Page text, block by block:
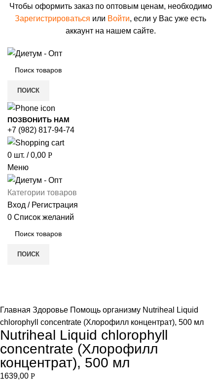
Чтобы оформить заказ по оптовым ценам, необходимо
Зарегистрироваться или Войти, если у Вас уже есть
аккаунт на нашем сайте.
ПОИСК
ПОЗВОНИТЬ НАМ
+7 (982) 817-94-74
0 шт. / 0,00 Р
Меню
Категории товаров
Вход / Регистрация
0 Список желаний
ПОИСК
Главная Здоровье Помощь организму Nutriheal Liquid
chlorophyll concentrate (Хлорофилл концентрат), 500 мл
Nutriheal Liquid chlorophyll
concentrate (Хлорофилл
концентрат), 500 мл
1639,00 Р